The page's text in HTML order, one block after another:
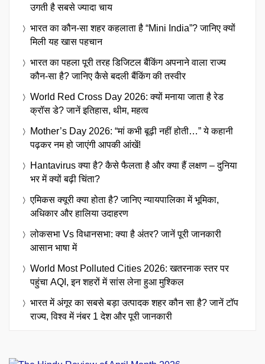
उगती है सबसे ज्यादा चाय
भारत का कौन-सा शहर कहलाता है “Mini India”? जानिए क्यों
मिली यह खास पहचान
भारत का पहला पूरी तरह डिजिटल बैंकिंग अपनाने वाला राज्य
कौन-सा है? जानिए कैसे बदली बैंकिंग की तस्वीर
World Red Cross Day 2026: क्यों मनाया जाता है रेड
क्रॉस डे? जानें इतिहास, थीम, महत्व
Mother’s Day 2026: “मां कभी बूढ़ी नहीं होती…” ये कहानी
पढ़कर नम हो जाएंगी आपकी आंखें!
Hantavirus क्या है? कैसे फैलता है और क्या हैं लक्षण – दुनिया
भर में क्यों बढ़ी चिंता?
एमिकस क्यूरी क्या होता है? जानिए न्यायपालिका में भूमिका,
अधिकार और हालिया उदाहरण
लोकसभा Vs विधानसभा: क्या है अंतर? जानें पूरी जानकारी
आसान भाषा में
World Most Polluted Cities 2026: खतरनाक स्तर पर
पहुंचा AQI, इन शहरों में सांस लेना हुआ मुश्किल
भारत में अंगूर का सबसे बड़ा उत्पादक शहर कौन सा है? जानें टॉप
राज्य, विश्व में नंबर 1 देश और पूरी जानकारी